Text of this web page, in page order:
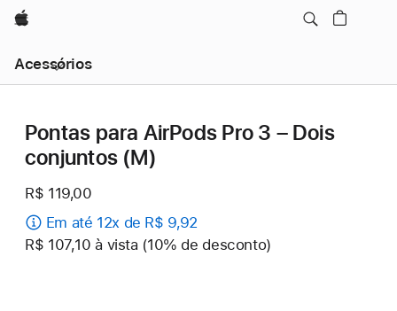
Apple
Acessórios
local
-
menuPontas para AirPods Pro 3 – Dois
conjuntos (M)
R$ 119,00
Em até 12x de R$ 9,92
R$ 107,10 à vista (10% de desconto)